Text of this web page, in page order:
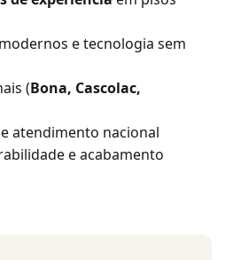
e tecnologia sem
(Bona, Cascolac,
atendimento nacional
e acabamento